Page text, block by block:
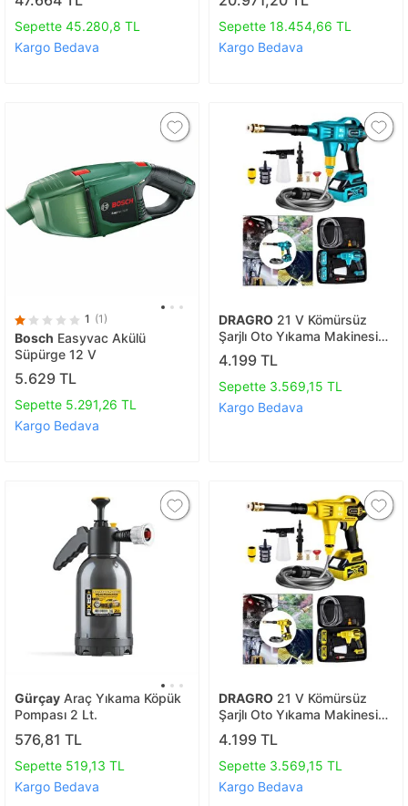
Sepette 45.280,8 TL
Kargo Bedava
Sepette 18.454,66 TL
Kargo Bedava
1 (1)
Bosch Easyvac Akülü
Süpürge 12 V
5.629 TL
Sepette 5.291,26 TL
Kargo Bedava
DRAGRO 21 V Kömürsüz
Şarjlı Oto Yıkama Makinesi
Çift Akülü Bahçe Yıkama
Makinasi
4.199 TL
Sepette 3.569,15 TL
Kargo Bedava
Gürçay Araç Yıkama Köpük
Pompası 2 Lt.
576,81 TL
Sepette 519,13 TL
Kargo Bedava
DRAGRO 21 V Kömürsüz
Şarjlı Oto Yıkama Makinesi
Çift Akülü Bahçe Yıkama
Makinasi
4.199 TL
Sepette 3.569,15 TL
Kargo Bedava